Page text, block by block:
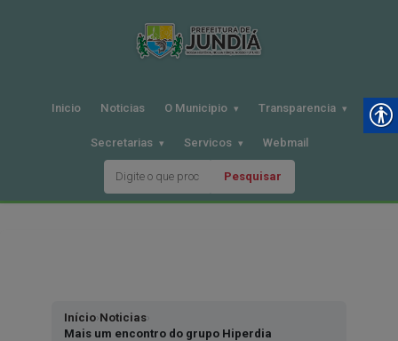
Inicio Noticias O Municipio Transparencia
Secretarias Servicos Webmail
Pesquisar
Início›Noticias›
Mais um encontro do grupo Hiperdia